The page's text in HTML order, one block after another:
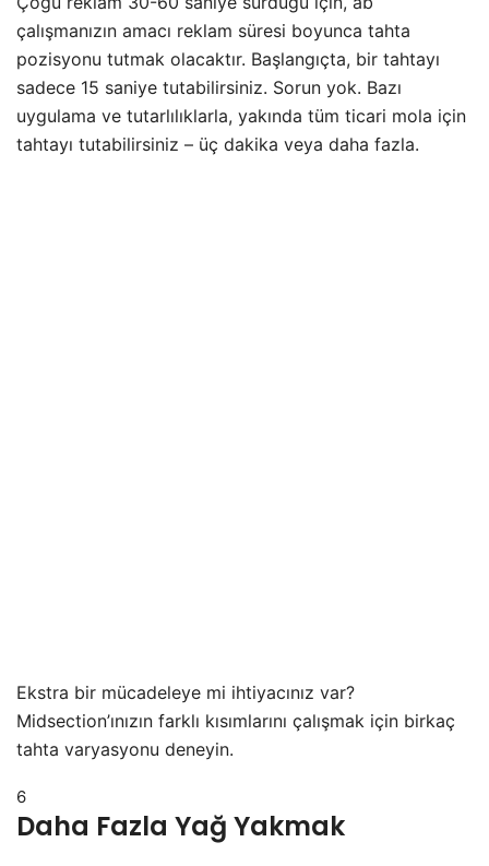
çalışmanızın amacı reklam süresi boyunca tahta
pozisyonu tutmak olacaktır. Başlangıçta, bir tahtayı
sadece 15 saniye tutabilirsiniz. Sorun yok. Bazı
uygulama ve tutarlılıklarla, yakında tüm ticari mola için
tahtayı tutabilirsiniz – üç dakika veya daha fazla.
Ekstra bir mücadeleye mi ihtiyacınız var?
Midsection’ınızın farklı kısımlarını çalışmak için birkaç
tahta varyasyonu deneyin.
6
Daha Fazla Yağ Yakmak